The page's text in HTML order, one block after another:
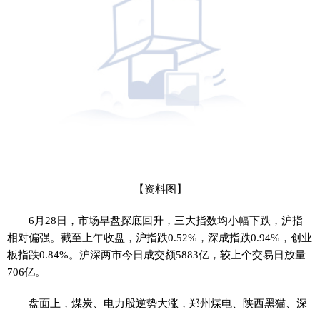
【资料图】
6月28日，市场早盘探底回升，三大指数均小幅下跌，沪指
相对偏强。截至上午收盘，沪指跌0.52%，深成指跌0.94%，创业
板指跌0.84%。沪深两市今日成交额5883亿，较上个交易日放量
706亿。
盘面上，煤炭、电力股逆势大涨，郑州煤电、陕西黑猫、深